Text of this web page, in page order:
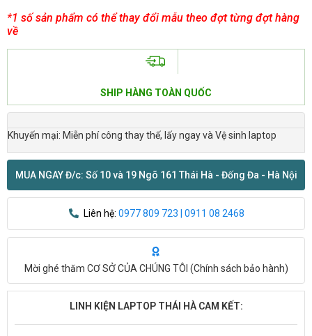
*1 số sản phẩm có thể thay đổi mẫu theo đợt từng đợt hàng
về
SHIP HÀNG TOÀN QUỐC
Khuyến mại: Miễn phí công thay thế, lấy ngay và Vệ sinh laptop
MUA NGAY Đ/c: Số 10 và 19 Ngõ 161 Thái Hà - Đống Đa - Hà Nội
Liên hệ: 0977 809 723 | 0911 08 2468
Mời ghé thăm CƠ SỞ CỦA CHÚNG TÔI (Chính sách bảo hành)
LINH KIỆN LAPTOP THÁI HÀ CAM KẾT: